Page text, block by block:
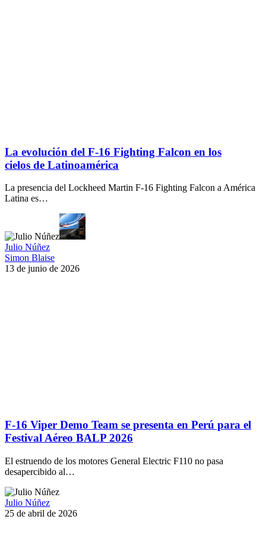
La evolución del F-16 Fighting Falcon en los
cielos de Latinoamérica
La presencia del Lockheed Martin F-16 Fighting Falcon a América
Latina es…
Julio Núñez
Simon Blaise
13 de junio de 2026
F-16 Viper Demo Team se presenta en Perú para el
Festival Aéreo BALP 2026
El estruendo de los motores General Electric F110 no pasa
desapercibido al…
Julio Núñez
25 de abril de 2026